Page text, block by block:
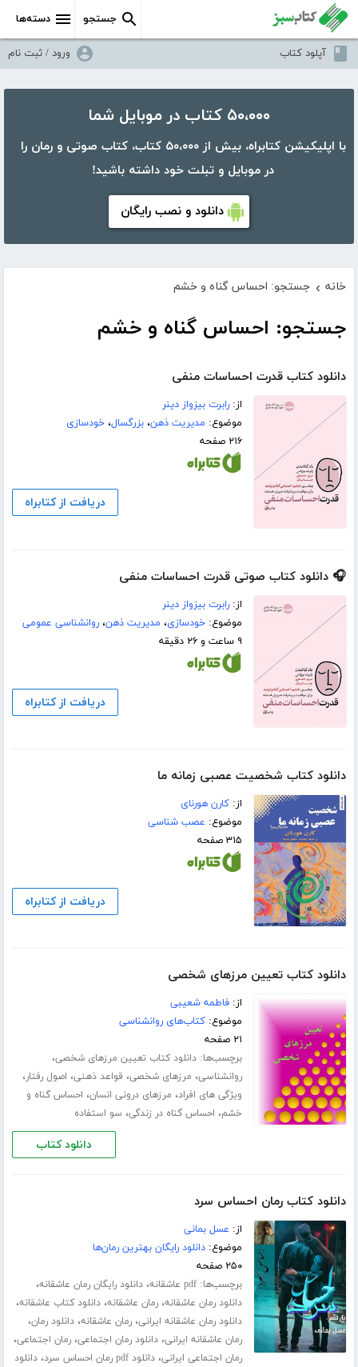
دسته‌ها جستجو
آپلود کتاب ورود / ثبت نام
۵۰،۰۰۰ کتاب در موبایل شما
با اپلیکیشن کتابراه، بیش از ۵۰،۰۰۰ کتاب، کتاب صوتی و رمان را
در موبایل و تبلت خود داشته باشید!
دانلود و نصب رایگان
خانه › جستجو: احساس گناه و خشم
جستجو: احساس گناه و خشم
دانلود کتاب قدرت احساسات منفی
از:رابرت بیزواز دینر
موضوع: مدیریت ذهن،بزرگسال،خودسازی
۲۱۶ صفحه
دریافت از کتابراه
🎧 دانلود کتاب صوتی قدرت احساسات منفی
از:رابرت بیزواز دینر
موضوع:خودسازی، مدیریت ذهن،روانشناسی عمومی
۹ ساعت و ۲۶ دقیقه
دریافت از کتابراه
دانلود کتاب شخصیت عصبی زمانه ما
از:کارن هورنای
موضوع: عصب شناسی
۳۱۵ صفحه
دریافت از کتابراه
دانلود کتاب تعیین مرزهای شخصی
از:فاطمه شعیبی
موضوع:کتاب‌های روانشناسی
۲۱ صفحه
برچسب‌ها:دانلود کتاب تعیین مرزهای شخصی،
روانشناسی، مرزهای شخصی، قواعد ذهنی، اصول رفتار،
ویژگی‌ های افراد، مرزهای درونی انسان، احساس گناه و
خشم، احساس گناه در زندگی، سو استفاده
دانلود کتاب
دانلود کتاب رمان احساس سرد
از: عسل بمانی
موضوع:دانلود رایگان بهترین رمان‌ها
۲۵۰ صفحه
برچسب‌ها:pdf عاشقانه ،دانلود رایگان رمان عاشقانه،
دانلود رمان عاشقانه،رمان عاشقانه،دانلود کتاب عاشقانه،
دانلود رمان عاشقانه ایرانی،رمان عاشقانه،دانلود رمان،
رمان عاشقانه ایرانی،دانلود رمان اجتماعی،رمان اجتماعی،
رمان اجتماعی ایرانی،دانلود pdf رمان احساس سرد ،دانلود